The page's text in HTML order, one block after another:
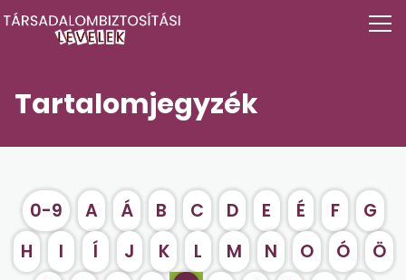
Tartalomjegyzék
0-9 A Á B C D E É F
G
H
I Í J K L M N O Ó
Ö